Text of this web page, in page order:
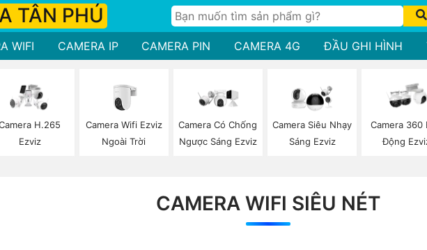
TÂN PHÚ
WIFI CAMERA IP CAMERA PIN CAMERA 4G ĐẦU GHI HÌNH
H.265
Ezviz
Camera Wifi Ezviz
Ngoài Trời
Camera Có Chống
Ngược Sáng Ezviz
Camera Siêu Nhạy
Sáng Ezviz
Camera 360
Động
CAMERA WIFI SIÊU NÉT